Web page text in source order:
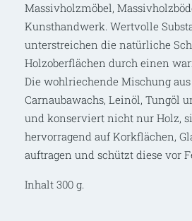
Massivholzmöbel,
Kunsthandwerk. Wertvolle
unterstreichen die natürliche
Holzoberflächen durch einen
Die wohlriechende Mischung
Carnaubawachs, Leinöl, Tungöl
und konserviert nicht nur Holz,
hervorragend auf Korkflächen,
auftragen und schützt diese vor
Inhalt 300 g.